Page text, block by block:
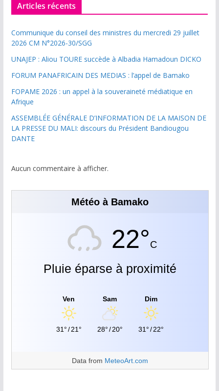
Articles récents
Communique du conseil des ministres du mercredi 29 juillet
2026 CM N°2026-30/SGG
UNAJEP : Aliou TOURE succède à Albadia Hamadoun DICKO
FORUM PANAFRICAIN DES MEDIAS : l’appel de Bamako
FOPAME 2026 : un appel à la souveraineté médiatique en
Afrique
ASSEMBLÉE GÉNÉRALE D’INFORMATION DE LA MAISON DE
LA PRESSE DU MALI: discours du Président Bandiougou
DANTE
Aucun commentaire à afficher.
Météo à Bamako
22°C
Pluie éparse à proximité
Ven
31°/21°
Sam
28°/20°
Dim
31°/22°
Data from MeteoArt.com